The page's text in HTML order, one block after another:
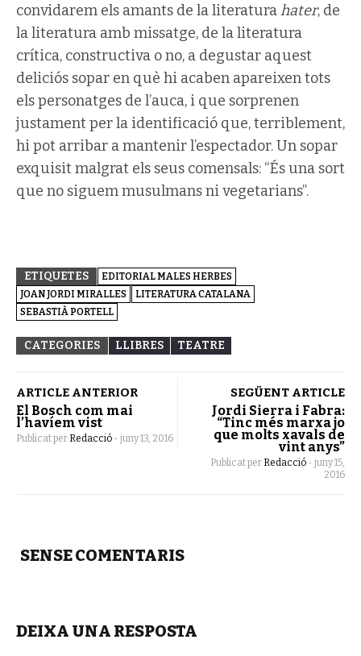
convidarem els amants de la literaturahater, de
la literatura amb missatge, de la literatura
crítica, constructiva o no, a degustar aquest
deliciós sopar en què hi acaben apareixen tots
els personatges de l’auca, i que sorprenen
justament per la identificació que, terriblement,
hi pot arribar a mantenir l’espectador. Un sopar
exquisit malgrat els seus comensals: “És una sort
que no siguem musulmans ni vegetarians”.
ETIQUETES
EDITORIAL MALES HERBES
JOAN JORDI MIRALLES
LITERATURA CATALANA
SEBASTIÀ PORTELL
CATEGORIES LLIBRES TEATRE
ARTICLE ANTERIOR
El Bosch com mai
l’havíem vist
Publicat per Redacció - juny 13, 2016
SEGÜENT ARTICLE
Jordi Sierra i Fabra:
“Tinc més marxa jo
que molts xavals de
vint anys”
Publicat per Redacció - juny 15,
2016
SENSE COMENTARIS
DEIXA UNA RESPOSTA